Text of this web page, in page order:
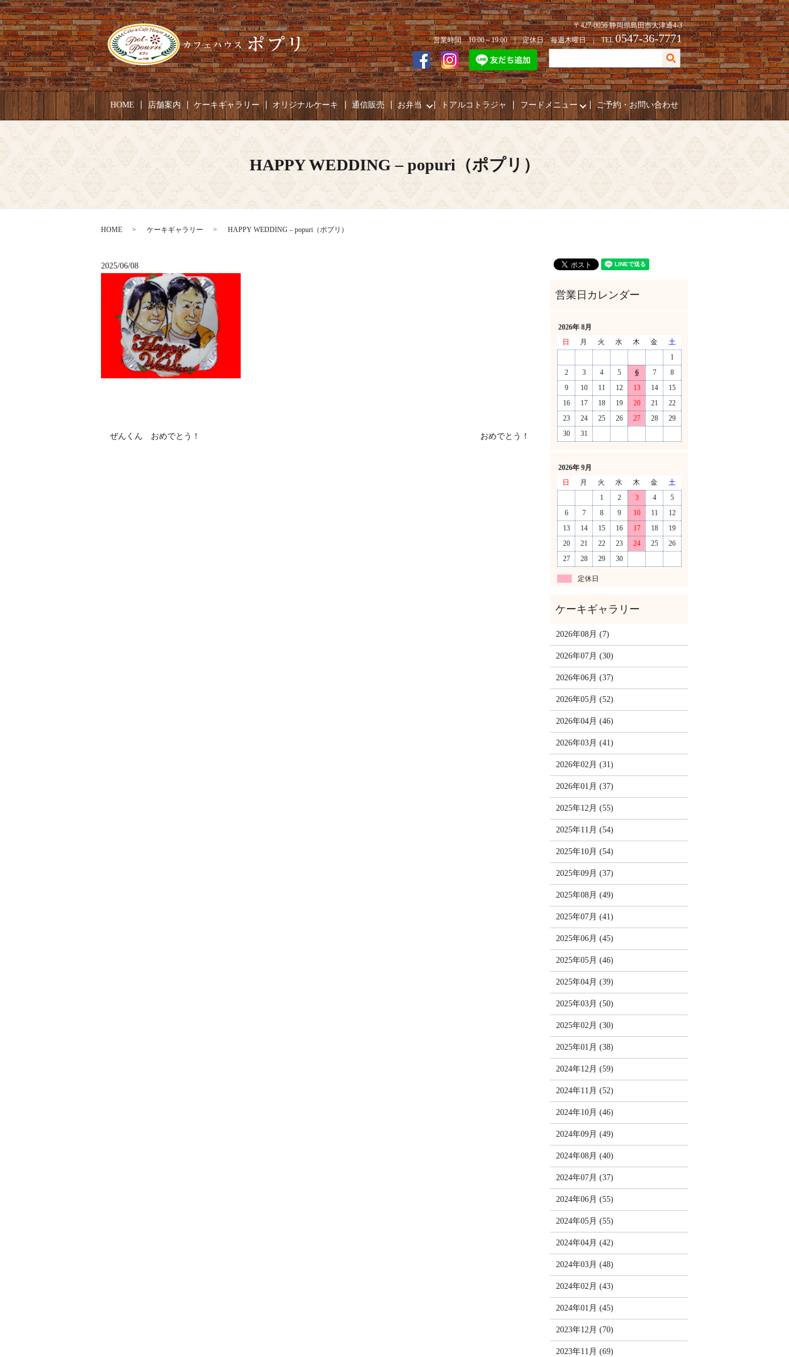
〒427-0056 静岡県島田市大津通4-3
営業時間 10:00～19:00 | 定休日 毎週木曜日 | TEL0547-36-7771
HOME 店舗案内 ケーキギャラリー オリジナルケーキ 通信販売 お弁当 トアルコトラジャ フードメニュー ご予約・お問い合わせ
HAPPY WEDDING – popuri（ポプリ）
HOME ケーキギャラリー HAPPY WEDDING – popuri（ポプリ）
2025/06/08
ぜんくん おめでとう！ おめでとう！
2026年 8月
日
月 火 水 木 金
土
1
2
3 4 5 6 7
8
9
10 11 12 13 14
15
16
17 18 19 20 21
22
23
24 25 26 27 28
29
30
31
2026年 9月
日
月 火 水 木 金
土
1
2 3 4
5
6
7 8 9 10 11
12
13
14 15 16 17 18
19
20
21 22 23 24 25
26
27
28 29 30
定休日
2026年08月 (7)
2026年07月 (30)
2026年06月 (37)
2026年05月 (52)
2026年04月 (46)
2026年03月 (41)
2026年02月 (31)
2026年01月 (37)
2025年12月 (55)
2025年11月 (54)
2025年10月 (54)
2025年09月 (37)
2025年08月 (49)
2025年07月 (41)
2025年06月 (45)
2025年05月 (46)
2025年04月 (39)
2025年03月 (50)
2025年02月 (30)
2025年01月 (38)
2024年12月 (59)
2024年11月 (52)
2024年10月 (46)
2024年09月 (49)
2024年08月 (40)
2024年07月 (37)
2024年06月 (55)
2024年05月 (55)
2024年04月 (42)
2024年03月 (48)
2024年02月 (43)
2024年01月 (45)
2023年12月 (70)
2023年11月 (69)